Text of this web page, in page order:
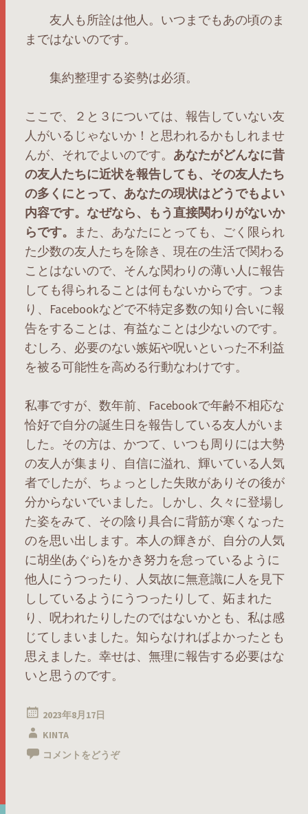
友人も所詮は他人。いつまでもあの頃のま
まではないのです。
集約整理する姿勢は必須。
ここで、２と３については、報告していない友
人がいるじゃないか！と思われるかもしれませ
んが、それでよいのです。 あなたがどんなに昔
の友人たちに近状を報告しても、その友人たち
の多くにとって、あなたの現状はどうでもよい
内容です。なぜなら、もう直接関わりがないか
らです。
また、あなたにとっても、ごく限られ
た少数の友人たちを除き、現在の生活で関わる
ことはないので、そんな関わりの薄い人に報告
しても得られることは何もないからです。つま
り、Facebookなどで不特定多数の知り合いに報
告をすることは、有益なことは少ないのです。
むしろ、必要のない嫉妬や呪いといった不利益
を被る可能性を高める行動なわけです。
私事ですが、数年前、Facebookで年齢不相応な
恰好で自分の誕生日を報告している友人がいま
した。その方は、かつて、いつも周りには大勢
の友人が集まり、自信に溢れ、輝いている人気
者でしたが、ちょっとした失敗がありその後が
分からないでいました。しかし、久々に登場し
た姿をみて、その陰り具合に背筋が寒くなった
のを思い出します。本人の輝きが、自分の人気
に胡坐(あぐら)をかき努力を怠っているように
他人にうつったり、人気故に無意識に人を見下
ししているようにうつったりして、妬まれた
り、呪われたりしたのではないかとも、私は感
じてしまいました。知らなければよかったとも
思えました。幸せは、無理に報告する必要はな
いと思うのです。
2023年8月17日
KINTA
コメントをどうぞ